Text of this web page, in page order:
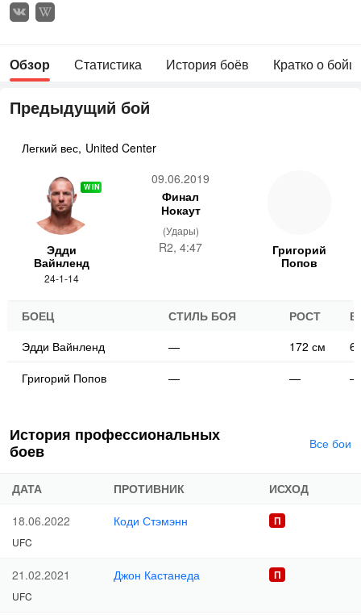
Обзор Статистика История боёв Кратко о
Предыдущий бой
Легкий вес, United Center
WIN
Эдди
Вайнленд
24-1-14
09.06.2019
Финал
Нокаут
(Удары)
R2, 4:47
Григорий
Попов
БОЕЦ СТИЛЬ БОЯ РОСТ
Эдди Вайнленд
— 172 см
Григорий Попов
— — —
История профессиональных
боев
Все бои
ДАТА ПРОТИВНИК
ИСХОД
18.06.2022
Коди Стэмэнн
UFC
21.02.2021 Джон Кастанеда
UFC